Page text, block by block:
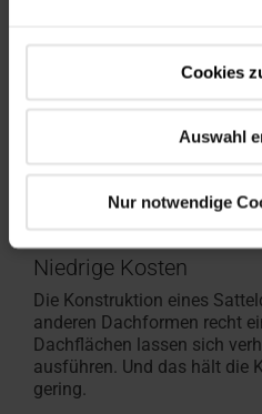
Cookies
Auswahl
Nur notwendige
Wie jede andere Dachform
sowohl Vorteile als auch
ist es wichtig, diese
abzuwägen und erst dann
für dein Bauvorhaben zu
Mit diesen Vorteilen
Satteldach
Niedrige Kosten
Die Konstruktion eines
anderen Dachformen recht
Dachflächen lassen sich
ausführen. Und das hält die
gering.